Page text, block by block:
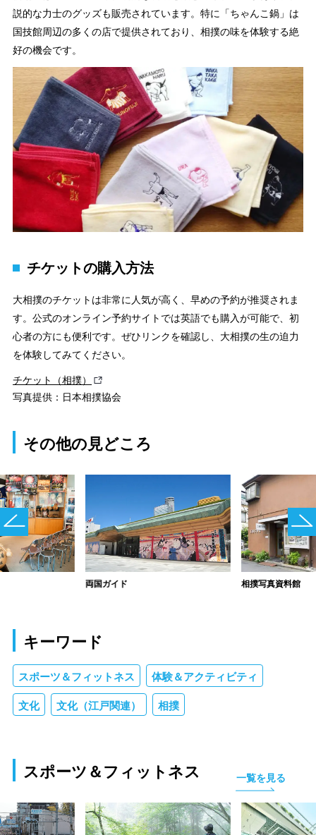
説的な力士のグッズも販売されています。特に「ちゃんこ鍋」は
国技館周辺の多くの店で提供されており、相撲の味を体験する絶
好の機会です。
チケットの購入方法
大相撲のチケットは非常に人気が高く、早めの予約が推奨されま
す。公式のオンライン予約サイトでは英語でも購入が可能で、初
心者の方にも便利です。ぜひリンクを確認し、大相撲の生の迫力
を体験してみてください。
チケット（相撲）
写真提供：日本相撲協会
その他の見どころ
両国ガイド 相撲写真資料館
キーワード
スポーツ＆フィットネス 体験＆アクティビティ
文化 文化（江戸関連） 相撲
スポーツ＆フィットネス 一覧を見る